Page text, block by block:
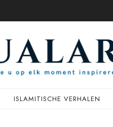
ISLAMITISCHE VERHALEN